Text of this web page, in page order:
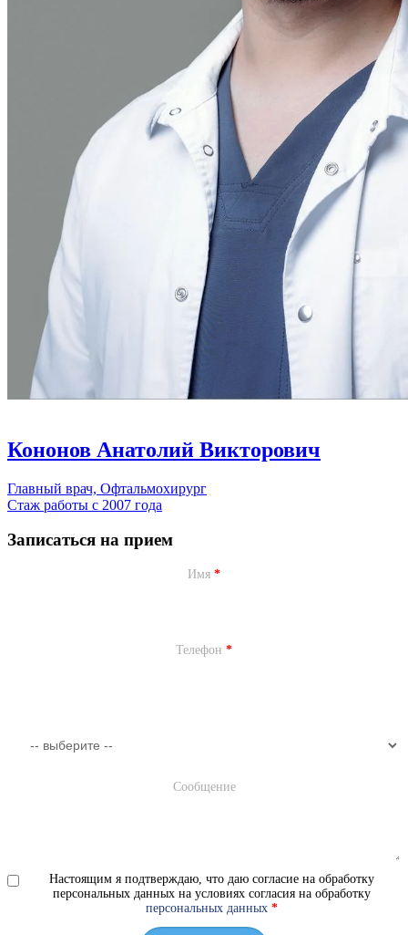
Кононов Анатолий Викторович
Главный врач, Офтальмохирург
Стаж работы с 2007 года
Записаться на прием
Имя *
Телефон *
Сообщение
Настоящим я подтверждаю, что даю согласие на обработку
персональных данных на условиях согласия на обработку
персональных данных *